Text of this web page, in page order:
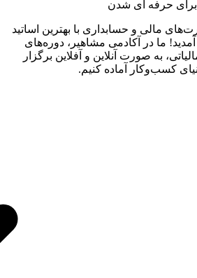
حرفه ای شدن
مالی و حسابداری با بهترین اساتید
ما در آکادمی مشاهیر، دوره‌های
به صورت آنلاین و آفلاین برگزار
کسب‌وکار آماده کنیم.